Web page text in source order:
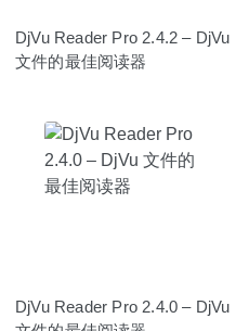
DjVu Reader Pro 2.4.2 – DjVu
文件的最佳阅读器
DjVu Reader Pro 2.4.0 – DjVu